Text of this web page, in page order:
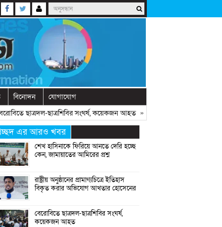
বিনোদন যোগাযোগ
ছাত্রদল-ছাত্রশিবির সংঘর্ষ, কয়েকজন আহত» « অনুষ্ঠানে বক্তব্যের আগে চোখে
এর আরও খবর
শেখ হাসিনাকে ফিরিয়ে আনতে দেরি হচ্ছে
কেন, জামায়াতের আমিরের প্রশ্ন
রাষ্ট্রীয় অনুষ্ঠানের প্রামাণ্যচিত্রে ইতিহাস
বিকৃত করার অভিযোগ আখতার হোসেনের
বেরোবিতে ছাত্রদল-ছাত্রশিবির সংঘর্ষ,
কয়েকজন আহত